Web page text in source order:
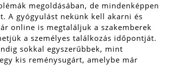
megoldásában, de mindenképpen
A gyógyulást nekünk kell akarni és
online is megtaláljuk a szakemberek
a személyes találkozás időpontját.
sokkal egyszerűbbek, mint
kis reménysugárt, amelybe már